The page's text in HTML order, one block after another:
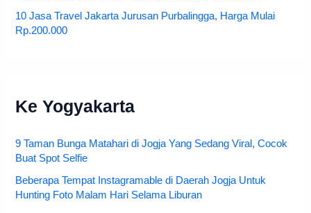
10 Jasa Travel Jakarta Jurusan Purbalingga, Harga Mulai
Rp.200.000
Ke Yogyakarta
9 Taman Bunga Matahari di Jogja Yang Sedang Viral, Cocok
Buat Spot Selfie
Beberapa Tempat Instagramable di Daerah Jogja Untuk
Hunting Foto Malam Hari Selama Liburan